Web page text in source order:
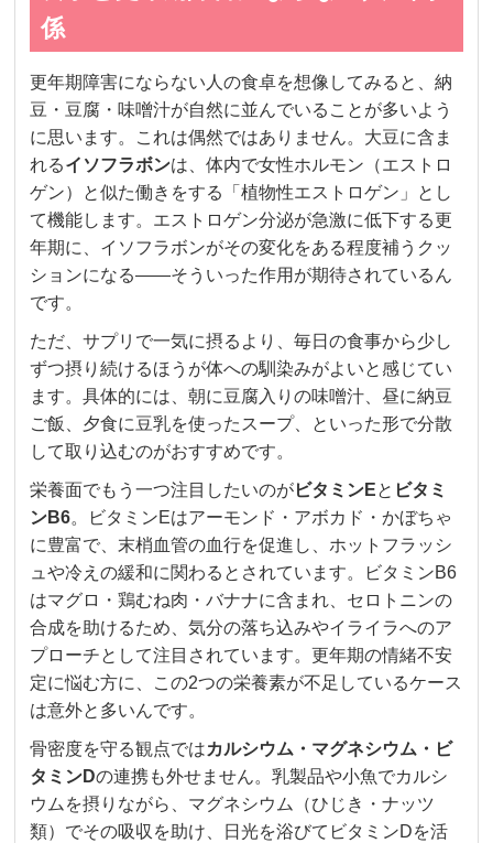
係
更年期障害にならない人の食卓を想像してみると、納
豆・豆腐・味噌汁が自然に並んでいることが多いよう
に思います。これは偶然ではありません。大豆に含ま
れるイソフラボンは、体内で女性ホルモン（エストロ
ゲン）と似た働きをする「植物性エストロゲン」とし
て機能します。エストロゲン分泌が急激に低下する更
年期に、イソフラボンがその変化をある程度補うクッ
ションになる——そういった作用が期待されているん
です。
ただ、サプリで一気に摂るより、毎日の食事から少し
ずつ摂り続けるほうが体への馴染みがよいと感じてい
ます。具体的には、朝に豆腐入りの味噌汁、昼に納豆
ご飯、夕食に豆乳を使ったスープ、といった形で分散
して取り込むのがおすすめです。
栄養面でもう一つ注目したいのがビタミンEと ビタミ
ンB6。ビタミンEはアーモンド・アボカド・かぼちゃ
に豊富で、末梢血管の血行を促進し、ホットフラッシ
ュや冷えの緩和に関わるとされています。ビタミンB6
はマグロ・鶏むね肉・バナナに含まれ、セロトニンの
合成を助けるため、気分の落ち込みやイライラへのア
プローチとして注目されています。更年期の情緒不安
定に悩む方に、この2つの栄養素が不足しているケース
は意外と多いんです。
骨密度を守る観点ではカルシウム・マグネシウム・ビ
タミンDの連携も外せません。乳製品や小魚でカルシ
ウムを摂りながら、マグネシウム（ひじき・ナッツ
類）でその吸収を助け、日光を浴びてビタミンDを活